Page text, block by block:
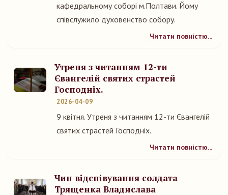
кафедральному соборі м.Полтави. Йому
співслужило духовенство собору.
Читати повністю...
Утреня з читанням 12-ти
Євангелій святих страстей
Господніх.
2026-04-09
9 квітня. Утреня з читанням 12-ти Євангелій
святих страстей Господніх.
Читати повністю...
Чин відспівування солдата
Трященка Владислава